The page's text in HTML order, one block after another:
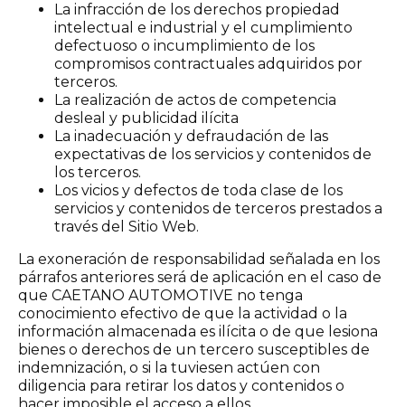
La infracción de los derechos propiedad
intelectual e industrial y el cumplimiento
defectuoso o incumplimiento de los
compromisos contractuales adquiridos por
terceros.
La realización de actos de competencia
desleal y publicidad ilícita
La inadecuación y defraudación de las
expectativas de los servicios y contenidos de
los terceros.
Los vicios y defectos de toda clase de los
servicios y contenidos de terceros prestados a
través del Sitio Web.
La exoneración de responsabilidad señalada en los
párrafos anteriores será de aplicación en el caso de
que CAETANO AUTOMOTIVE no tenga
conocimiento efectivo de que la actividad o la
información almacenada es ilícita o de que lesiona
bienes o derechos de un tercero susceptibles de
indemnización, o si la tuviesen actúen con
diligencia para retirar los datos y contenidos o